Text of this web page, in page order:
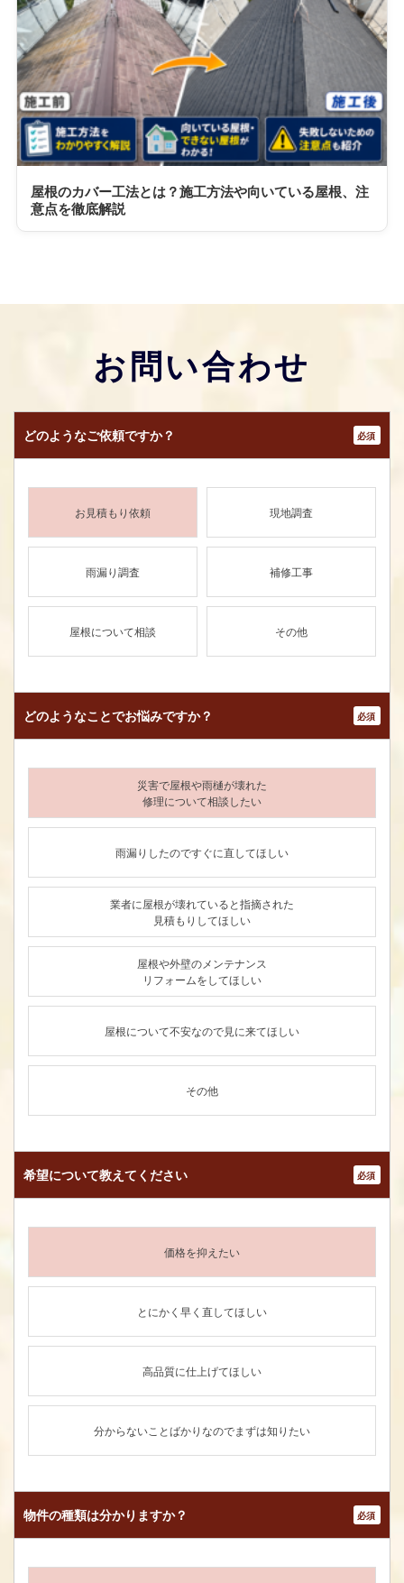
屋根のカバー工法とは？施工方法や向いている屋根、注
意点を徹底解説
お問い合わせ
どのようなご依頼ですか？ *
お見積もり依頼 現地調査
雨漏り調査 補修工事
屋根について相談 その他
どのようなことでお悩みですか？ *
災害で屋根や雨樋が壊れた
修理について相談したい
雨漏りしたのですぐに直してほしい
業者に屋根が壊れていると指摘された
見積もりしてほしい
屋根や外壁のメンテナンス
リフォームをしてほしい
屋根について不安なので見に来てほしい
その他
希望について教えてください *
価格を抑えたい
とにかく早く直してほしい
高品質に仕上げてほしい
分からないことばかりなのでまずは知りたい
物件の種類は分かりますか？ *